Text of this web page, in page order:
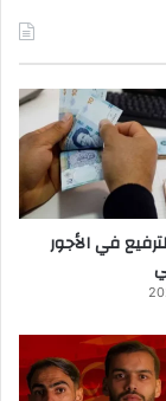
في الأجور